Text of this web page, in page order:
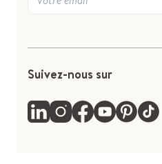
Suivez-nous sur